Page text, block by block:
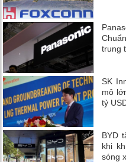
trung
SK
mô
tỷ
BYD
khi
sóng